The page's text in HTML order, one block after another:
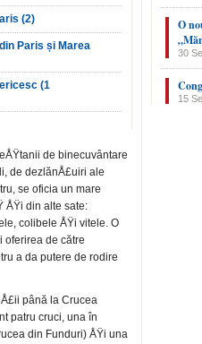
(2)
Paris și Marea
(1
de binecuvântare
de dezlănÅ£uiri ale
se oficia un mare
ÅŸi din alte sate:
colibe­le ÅŸi vitele. O
oferirea de către
a da pu­tere de rodire
până la Crucea
patru cruci, una în
din Funduri) ÅŸi una
O
30
15